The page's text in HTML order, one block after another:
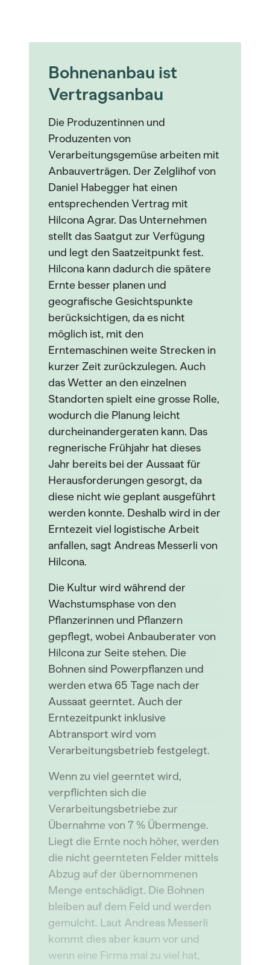
Bohnenanbau ist
Vertragsanbau
Die Produzentinnen und
Produzenten von
Verarbeitungsgemüse arbeiten mit
Anbauverträgen. Der Zelglihof von
Daniel Habegger hat einen
entsprechenden Vertrag mit
Hilcona Agrar. Das Unternehmen
stellt das Saatgut zur Verfügung
und legt den Saatzeitpunkt fest.
Hilcona kann dadurch die spätere
Ernte besser planen und
geografische Gesichtspunkte
berücksichtigen, da es nicht
möglich ist, mit den
Erntemaschinen weite Strecken in
kurzer Zeit zurückzulegen. Auch
das Wetter an den einzelnen
Standorten spielt eine grosse Rolle,
wodurch die Planung leicht
durcheinandergeraten kann. Das
regnerische Frühjahr hat dieses
Jahr bereits bei der Aussaat für
Herausforderungen gesorgt, da
diese nicht wie geplant ausgeführt
werden konnte. Deshalb wird in der
Erntezeit viel logistische Arbeit
anfallen, sagt Andreas Messerli von
Hilcona.
Die Kultur wird während der
Wachstumsphase von den
Pflanzerinnen und Pflanzern
gepflegt, wobei Anbauberater von
Hilcona zur Seite stehen. Die
Bohnen sind Powerpflanzen und
werden etwa 65 Tage nach der
Aussaat geerntet. Auch der
Erntezeitpunkt inklusive
Abtransport wird vom
Verarbeitungsbetrieb festgelegt.
Wenn zu viel geerntet wird,
verpflichten sich die
Verarbeitungsbetriebe zur
Übernahme von 7 % Übermenge.
Liegt die Ernte noch höher, werden
die nicht geernteten Felder mittels
Abzug auf der übernommenen
Menge entschädigt. Die Bohnen
bleiben auf dem Feld und werden
gemulcht. Laut Andreas Messerli
kommt dies aber kaum vor und
wenn eine Firma mal zu viel hat,